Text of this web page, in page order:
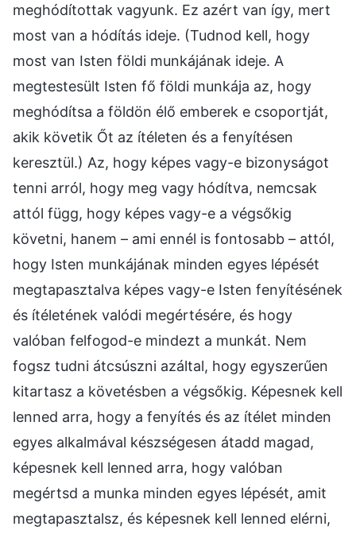
meghódítottak vagyunk. Ez azért van így, mert
most van a hódítás ideje. (Tudnod kell, hogy
most van Isten földi munkájának ideje. A
megtestesült Isten fő földi munkája az, hogy
meghódítsa a földön élő emberek e csoportját,
akik követik Őt az ítéleten és a fenyítésen
keresztül.) Az, hogy képes vagy-e bizonyságot
tenni arról, hogy meg vagy hódítva, nemcsak
attól függ, hogy képes vagy-e a végsőkig
követni, hanem – ami ennél is fontosabb – attól,
hogy Isten munkájának minden egyes lépését
megtapasztalva képes vagy-e Isten fenyítésének
és ítéletének valódi megértésére, és hogy
valóban felfogod-e mindezt a munkát. Nem
fogsz tudni átcsúszni azáltal, hogy egyszerűen
kitartasz a követésben a végsőkig. Képesnek kell
lenned arra, hogy a fenyítés és az ítélet minden
egyes alkalmával készségesen átadd magad,
képesnek kell lenned arra, hogy valóban
megértsd a munka minden egyes lépését, amit
megtapasztalsz, és képesnek kell lenned elérni,